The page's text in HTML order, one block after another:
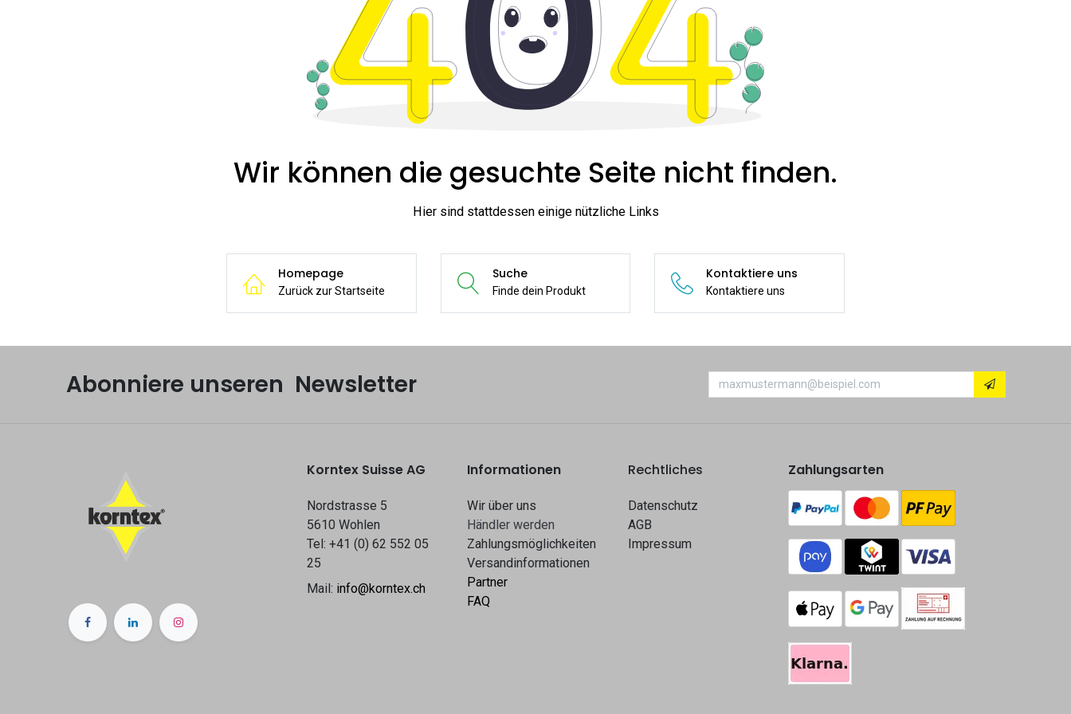
Wir können die gesuchte Seite nicht finden.
Hier sind stattdessen einige nützliche Links
Homepage
Zurück zur Startseite
Suche
Finde dein Produkt
Kontaktiere uns
Kontaktiere uns
Abonniere unseren Newsletter
Korntex Suisse AG
Nordstrasse 5
5610 Wohlen
Tel: +41 (0) 62 552 05
25
Mail: info@korntex.ch
Informationen
Wir über uns
Hä​​ndle​​r werden​​
Zahlungsmöglichkeiten
Versandinformationen
Partner
FAQ
Rechtliches
Datenschutz
AGB
Impressum
Zahlungsarten